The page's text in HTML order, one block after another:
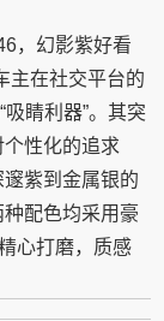
，幻影紫好看
主在社交平台的
睛利器”。其突
性化的追求
紫到金属银的
配色均采用豪
心打磨，质感